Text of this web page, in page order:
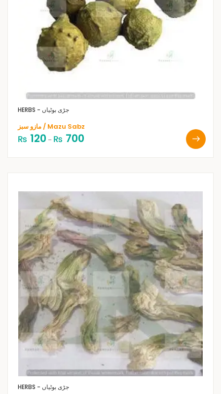
HERBS - جڑی بوٹیاں
مازو سبز / Mazu Sabz
₨ 120 – ₨ 700
HERBS - جڑی بوٹیاں